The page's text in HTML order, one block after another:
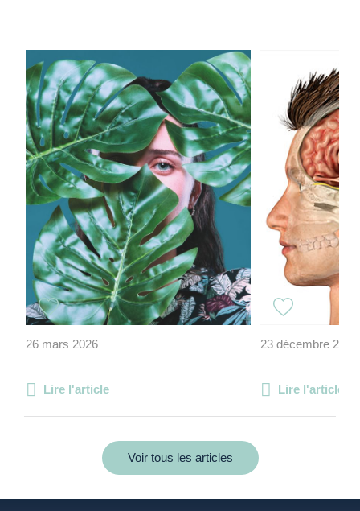
26 mars 2026
Lire l'article
23 décembre 2021
Lire l'article
Voir tous les articles